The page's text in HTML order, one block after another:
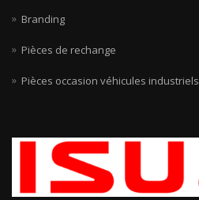
Branding
Pièces de rechange
Pièces occasion véhicules industriels